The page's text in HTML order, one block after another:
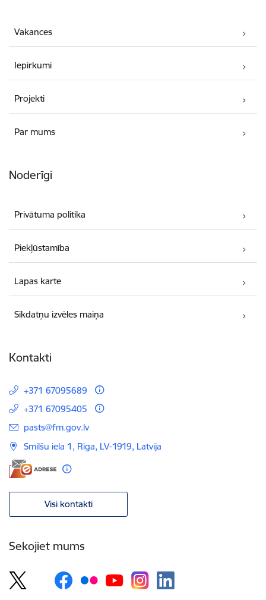
Vakances
Iepirkumi
Projekti
Par mums
Noderīgi
Privātuma politika
Piekļūstamība
Lapas karte
Sīkdatņu izvēles maiņa
Kontakti
+371 67095689
+371 67095405
E-pasts:
pasts@fm.gov.lv
Smilšu iela 1, Rīga, LV-1919, Latvija
Visi kontakti
Sekojiet mums